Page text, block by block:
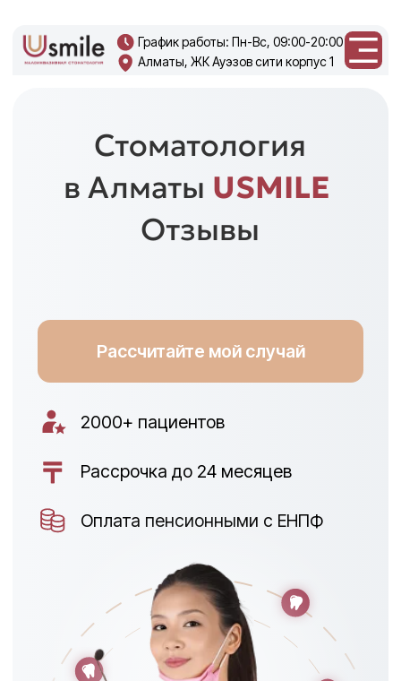
Алматы, ЖК Ауэзов сити корпус 1
в ТОП-3 лучших специалистов
ВОЗГЛАВЛЯЕТ
ЖУНУСОВ АСЛАН
СЕРИКБЕКОВИЧ